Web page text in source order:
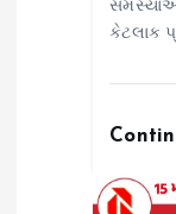
સમસ્યાઓ
કેટલાક